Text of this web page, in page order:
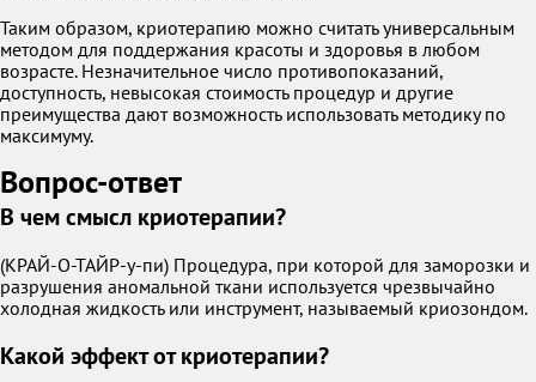
Таким образом, криотерапию можно считать универсальным
методом для поддержания красоты и здоровья в любом
возрасте. Незначительное число противопоказаний,
доступность, невысокая стоимость процедур и другие
преимущества дают возможность использовать методику по
максимуму.
Вопрос-ответ
В чем смысл криотерапии?
(КРАЙ-О-ТАЙР-у-пи) Процедура, при которой для заморозки и
разрушения аномальной ткани используется чрезвычайно
холодная жидкость или инструмент, называемый криозондом.
Какой эффект от криотерапии?